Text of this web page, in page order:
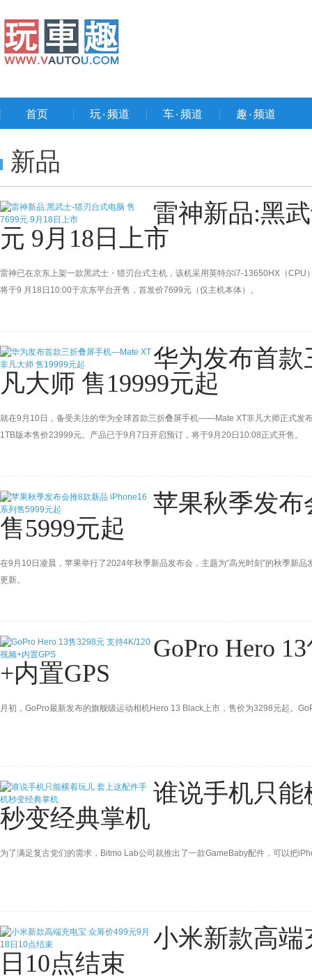
首页 玩۰频道 车۰频道 趣۰频道
新品
雷神新品:黑
元 9月18日上市
雷神已在京东上架一款黑武士・猎刃台式主机，该机采用英特尔i7-13650HX（
将于9 月18日10:00于京东平台开售，首发价7699元（仅主机本体）。
华为发布首
凡大师 售19999元起
就在9月10日，备受关注的华为全球首款三折叠屏手机——Mate XT非凡大师正式发
1TB版本售价23999元。产品已于9月7日开启预订，将于9月20日10:08正式开售。
苹果秋季发布
售5999元起
在9月10日凌晨，苹果举行了2024年秋季新品发布会，主题为“高光时刻”的秋季新
更新。
GoPro Hero
+内置GPS
月初，GoPro最新发布的旗舰级运动相机Hero 13 Black上市，售价为3298元起。
谁说手机只
秒变经典掌机
为了满足复古党们的需求，Bitmo Lab公司就推出了一款GameBaby配件，可以把
小米新款高端
日10点结束